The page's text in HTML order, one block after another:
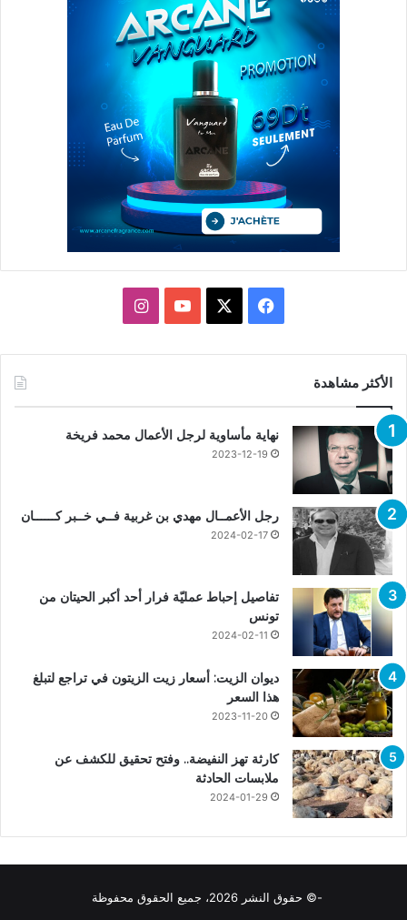
فيسبوك يوتيوبانستقرام
الأكثر مشاهدة
نهاية مأساوية لرجل الأعمال محمد فريخة
2023-12-19
رجل الأعمــال مهدي بن غربية فــي خــبر كــــــان
2024-02-17
تفاصيل إحباط عمليّة فرار أحد أكبر الحيتان من
تونس
2024-02-11
ديوان الزيت: أسعار زيت الزيتون في تراجع لتبلغ
هذا السعر
2023-11-20
كارثة تهز النفيضة.. وفتح تحقيق للكشف عن
ملابسات الحادثة
2024-01-29
-© حقوق النشر 2026، جميع الحقوق محفوظة